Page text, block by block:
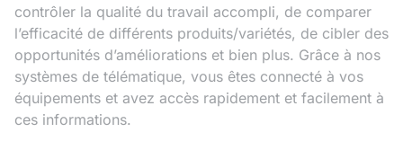
contrôler la qualité du travail accompli, de comparer
l’efficacité de différents produits/variétés, de cibler des
opportunités d’améliorations et bien plus. Grâce à nos
systèmes de télématique, vous êtes connecté à vos
équipements et avez accès rapidement et facilement à
ces informations.